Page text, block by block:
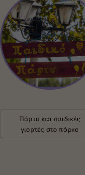
Πάρτυ και παιδικές
γιορτές στο πάρκο